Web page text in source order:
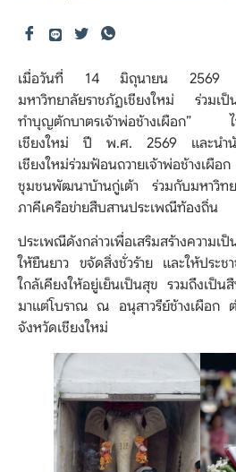
เมื่อวันที่ 14 มิถุนายน 2569 สำ
มหาวิทยาลัยราชภัฏเชียงใหม่ ร่วมเ
ทำบุญตักบาตรเจ้าพ่อช้างเผือก” ไห
เชียงใหม่ ปี พ.ศ. 2569 และนำนัก
เชียงใหม่ร่วมฟ้อนถวายเจ้าพ่อช้างเผือ
ชุมชนพัฒนาบ้านกู่เต้า ร่วมกับมหาวิท
ภาคีเครือข่ายสืบสานประเพณีท้องถิ่น
ประเพณีดังกล่าวเพื่อเสริมสร้างความเ
ให้ยืนยาว ขจัดสิ่งชั่วร้าย และให้ประช
ใกล้เคียงให้อยู่เย็นเป็นสุข รวมถึงเป็
มาแต่โบราณ ณ อนุสาวรีย์ช้างเผือก ต
จังหวัดเชียงใหม่